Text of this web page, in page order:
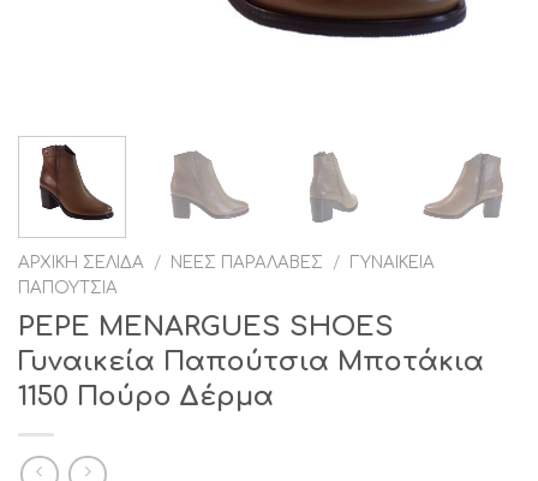
ΑΡΧΙΚΉ ΣΕΛΊΔΑ / ΝΈΕΣ ΠΑΡΑΛΑΒΈΣ /
ΓΥΝΑΙΚΕΊΑ
ΠΑΠΟΎΤΣΙΑ
PEPE MENARGUES SHOES
Γυναικεία Παπούτσια Μποτάκια
1150 Πούρο Δέρμα